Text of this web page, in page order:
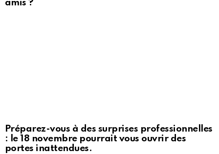
amis ?
Préparez-vous à des surprises professionnelles
: le 18 novembre pourrait vous ouvrir des
portes inattendues.